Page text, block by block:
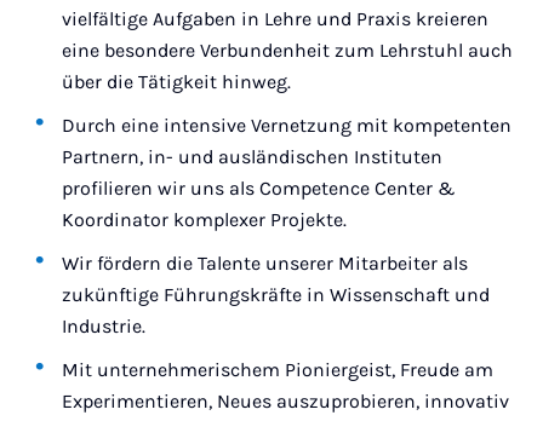
vielfältige Aufgaben in Lehre und Praxis kreieren
eine besondere Verbundenheit zum Lehrstuhl auch
über die Tätigkeit hinweg.
Durch eine intensive Vernetzung mit kompetenten
Partnern, in- und ausländischen Instituten
profilieren wir uns als Competence Center &
Koordinator komplexer Projekte.
Wir fördern die Talente unserer Mitarbeiter als
zukünftige Führungskräfte in Wissenschaft und
Industrie.
Mit unternehmerischem Pioniergeist, Freude am
Experimentieren, Neues auszuprobieren, innovativ